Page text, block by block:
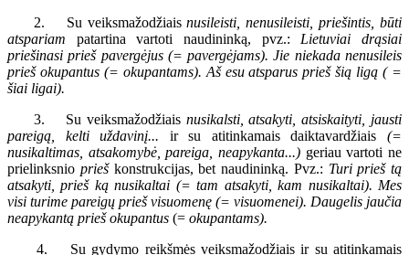
2. Su veiksmažodžiaisnusileisti, nenusileisti, priešintis, būti
atspariam patartina vartoti naudininką, pvz.: Lietuviai drąsiai
priešinasi prieš pavergėjus (= pavergėjams). Jie niekada nenusileis
prieš okupantus (= okupantams). Aš esu atsparus prieš šią ligą ( =
šiai ligai).
3. Su veiksmažodžiais nusikalsti, atsakyti, atsiskaityti, jausti
pareigą, kelti uždavinį... ir su atitinkamais daiktavardžiais(=
nusikaltimas, atsakomybė, pareiga, neapykanta...) geriau vartoti ne
prielinksnio prieškonstrukcijas, bet naudininką. Pvz.: Turi prieš tą
atsakyti, prieš ką nusikaltai (= tam atsakyti, kam nusikaltai). Mes
visi turime pareigų prieš visuomenę (= visuomenei). Daugelis jaučia
neapykantą prieš okupantus (= okupantams).
4. Su gydymo reikšmės veiksmažodžiais ir su atitinkamais